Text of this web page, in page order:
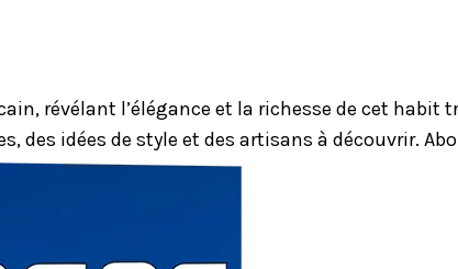
révélant l’élégance et la richesse de cet
des idées de style et des artisans à découvrir.